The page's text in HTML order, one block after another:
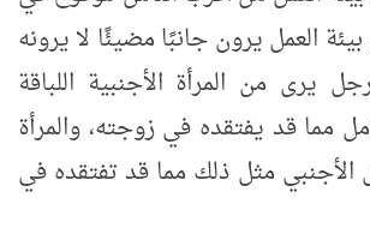
بيئة العمل يرون جانبًا مضيئًا لا يرونه
يرى من المرأة الأجنبية اللباقة
مما قد يفتقده في زوجته، والمرأة
مثل ذلك مما قد تفتقده في